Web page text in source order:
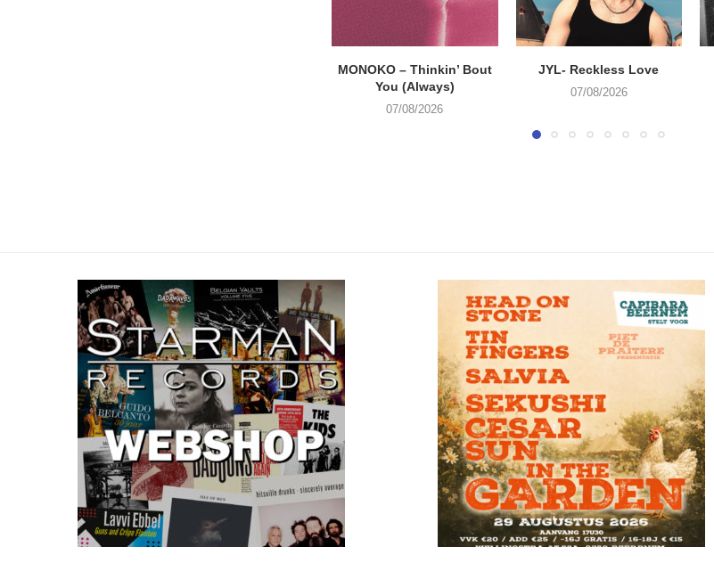
MONOKO – Thinkin’ Bout
You (Always)
07/08/2026
JYL- Reckless Love
07/08/2026